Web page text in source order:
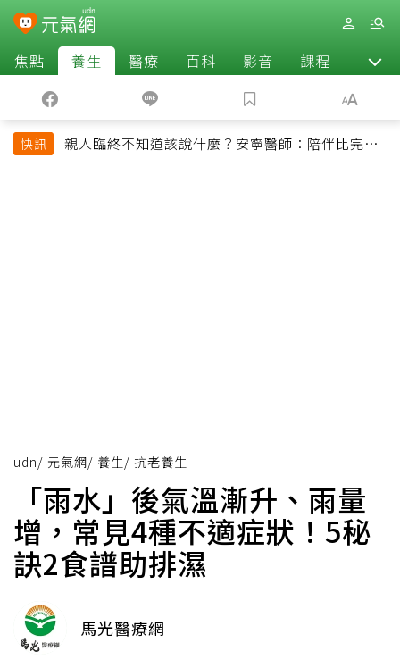
焦點 養生 醫療 百科 影音 課程 退休
快訊
親人臨終不知道該說什麼？安寧醫師：陪伴比完美
udn/ 元氣網/ 養生/ 抗老養生
「雨水」後氣溫漸升、雨量
增，常見4種不適症狀！5秘
訣2食譜助排濕
馬光醫療網